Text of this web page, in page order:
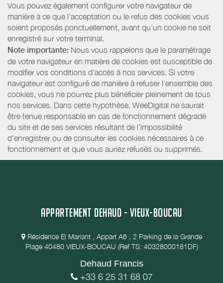
Vous pouvez également configurer votre navigateur de
manière à ce que l’acceptation ou le refus des cookies vous
soient proposés ponctuellement, avant qu’un cookie ne soit
enregistré sur votre terminal.
Note importante: Nous vous rappelons que le paramétrage
de votre navigateur en matière de cookies est susceptible de
modifier vos conditions d'accès à nos services. Si votre
navigateur est configuré de manière à refuser l'ensemble des
cookies, vous ne pourrez plus bénéficier pleinement de tous
nos services. Dans cette hypothèse, WeeDigital ne saurait
être tenue responsable en cas de fonctionnement dégradé
du site et de ses services résultant de l’impossibilité
d’enregistrer ou de consulter les cookies nécessaires à ce
fonctionnement et que vous auriez refusés ou supprimés.
APPARTEMENT DEHAUD - VIEUX-BOUCAU
Résidence El Mariant , Appart A6 ; 2 Parking de la Grande
Plage 40480 VIEUX-BOUCAU (Ref TS: 40328000181DF)
Dehaud Francis
+33 6 25 31 68 07